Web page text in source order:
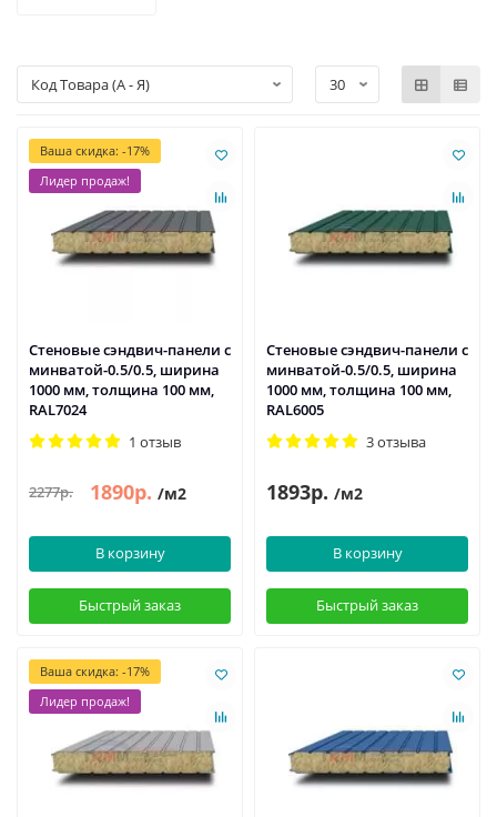
Ваша скидка: -17%
Лидер продаж!
Стеновые сэндвич-панели с
минватой-0.5/0.5, ширина
1000 мм, толщина 100 мм,
RAL7024
1 отзыв
2277р. 1890р. /м2
В корзину
Быстрый заказ
Стеновые сэндвич-панели с
минватой-0.5/0.5, ширина
1000 мм, толщина 100 мм,
RAL6005
3 отзыва
1893р. /м2
В корзину
Быстрый заказ
Ваша скидка: -17%
Лидер продаж!